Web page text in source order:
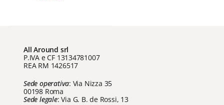
possono
essere
nella
pagina
All Around srl
P.IVA e CF 13134781007
REA RM 1426517
Sede operativa: Via Nizza 35
00198 Roma
Sede legale: Via G. B. de Rossi, 13